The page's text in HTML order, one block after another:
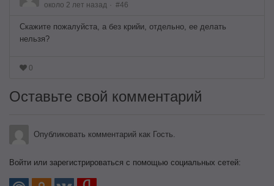
около 2 лет назад #46
Скажите пожалуйста, а без крийи, отдельно, ее делать
нельзя?
0
Оставьте свой комментарий
Опубликовать комментарий как Гость.
Войти или зарегистрироваться с помощью социальных сетей: